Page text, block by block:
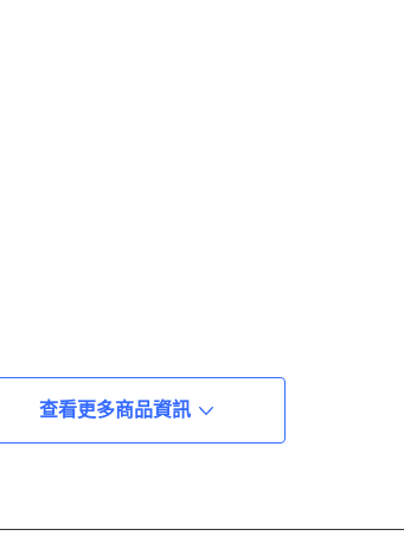
查看更多商品資訊